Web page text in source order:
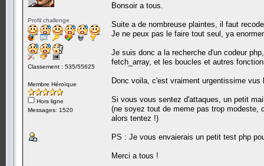
Profil challenge
Classement : 535/55625
Membre Héroïque
Hors ligne
Messages: 1520
Bonsoir a tous.
Suite a de nombreuse plaintes, il faut
Je ne peux pas le faire tout seul, ya
Je suis donc a la recherche d'un codeur
fetch_array, et les boucles et autres
Donc voila, c'est vraiment urgentissime vus
Si vous vous sentez d'attaques, un petit
(ne soyez tout de meme pas trop modeste,
alors tentez !)
PS : Je vous envaierais un petit test php
Merci a tous !